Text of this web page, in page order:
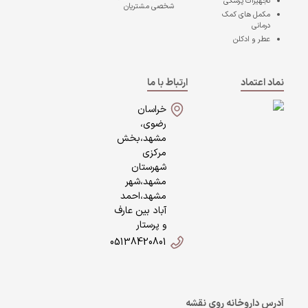
مکمل های کمک
درمانی
عطر و ادکلن
شخصی مشتریان
نماد اعتماد
ارتباط با ما
خراسان
رضوی،
مشهد،بخش
مرکزی
شهرستان
مشهد،شهر
مشهد،احمد
آباد بین عارف
و پرستار
05138420801
آدرس داروخانه روی نقشه